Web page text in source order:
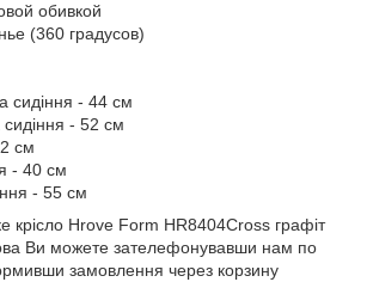
обивкой
(360 градусов)
сидіння - 44 см
- 52 см
см
- 40 см
- 55 см
крісло Hrove Form HR8404Cross графіт
Ви можете зателефонувавши нам по
замовлення через корзину